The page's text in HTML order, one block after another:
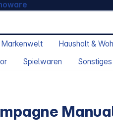
Haushalt &
Spielwaren Sonstiges